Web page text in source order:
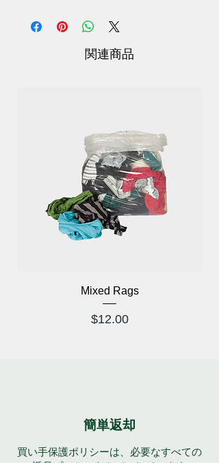
関連商品
Mixed Rags
価格
$12.00
簡単返却
買い手保護ポリシーは、必要なすべての